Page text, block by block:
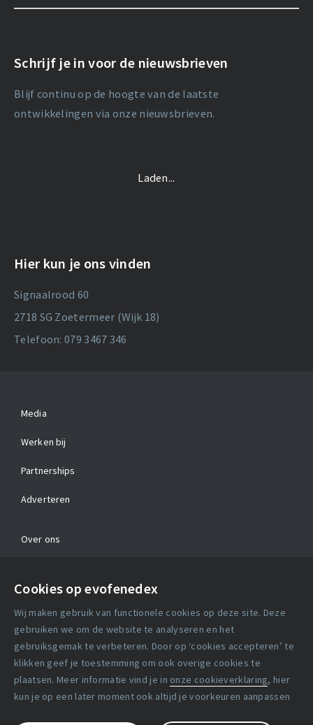
Cookies op evofenedex
Wij maken gebruik van functionele cookies op deze site. Deze
gebruiken we om de website te analyseren en het
gebruiksgemak te verbeteren. Door op ‘cookies accepteren’ te
klikken geef je toestemming om ook overige cookies te
plaatsen. Meer informatie vind je in onze cookieverklaring, hier
kun je op een later moment ook altijd je voorkeuren aanpassen
Schrijf je in voor de nieuwsbrieven
Blijf continu op de hoogte van de laatste
ontwikkelingen via onze nieuwsbrieven.
Laden...
Hier kun je ons vinden
Signaalrood 60
2718 SG Zoetermeer (Wijk 18)
Telefoon: 079 3467 346
Media
Werken bij
Partnerships
Adverteren
Over ons
Algemene voorwaarden
Cookie verklaring
Copyright statement
Lidmaatschapsvoorwaarden
Disclaimer